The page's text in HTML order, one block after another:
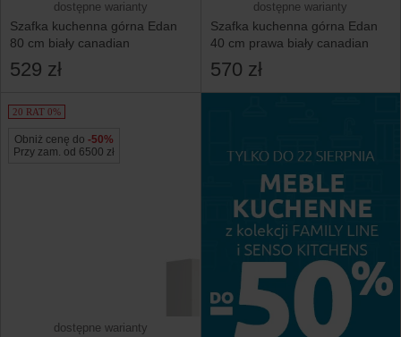
dostępne warianty
Szafka kuchenna górna Edan
80 cm biały canadian
529 zł
dostępne warianty
Szafka kuchenna górna Edan
40 cm prawa biały canadian
570 zł
20 RAT 0%
Obniż cenę do -50%
Przy zam. od 6500 zł
dostępne warianty